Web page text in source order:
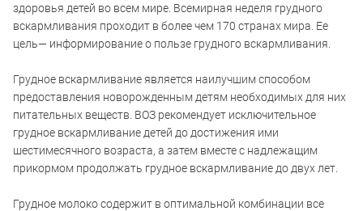
здоровья детей во всем мире. Всемирная неделя грудного
вскармливания проходит в более чем 170 странах мира. Ее
цель— информирование о пользе грудного вскармливания.
Грудное вскармливание является наилучшим способом
предоставления новорожденным детям необходимых для них
питательных веществ. ВОЗ рекомендует исключительное
грудное вскармливание детей до достижения ими
шестимесячного возраста, а затем вместе с надлежащим
прикормом продолжать грудное вскармливание до двух лет.
Грудное молоко содержит в оптимальной комбинации все